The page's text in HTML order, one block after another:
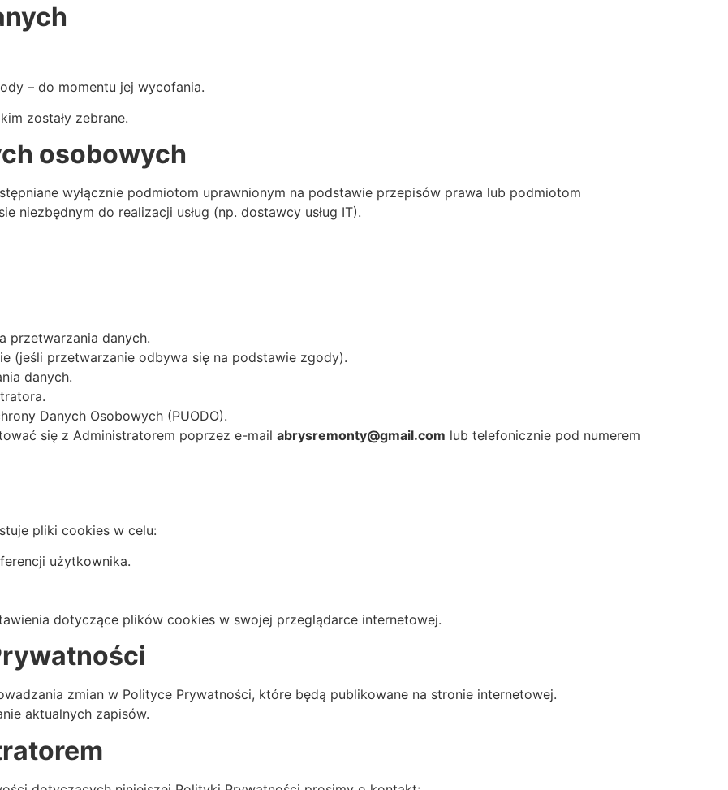
– do momentu jej wycofania.
zostały zebrane.
osobowych
wyłącznie podmiotom uprawnionym na podstawie przepisów prawa lub podmiotom
niezbędnym do realizacji usług (np. dostawcy usług IT).
przetwarzania danych.
(jeśli przetwarzanie odbywa się na podstawie zgody).
danych.
Danych Osobowych (PUODO).
się z Administratorem poprzez e-mail abrysremonty@gmail.com lub telefonicznie pod numerem
pliki cookies w celu:
użytkownika.
dotyczące plików cookies w swojej przeglądarce internetowej.
zmian w Polityce Prywatności, które będą publikowane na stronie internetowej.
aktualnych zapisów.